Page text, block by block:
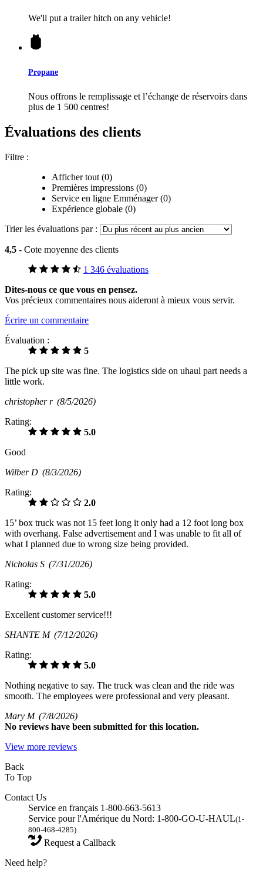
We'll put a trailer hitch on any vehicle!
Propane
Nous offrons le remplissage et l’échange de réservoirs dans
plus de 1 500 centres!
Évaluations des clients
Filtre :
Afficher tout (0)
Premières impressions (0)
Service en ligne Emménager (0)
Expérience globale (0)
Trier les évaluations par :
4,5 - Cote moyenne des clients
1 346 évaluations
Dites-nous ce que vous en pensez.
Vos précieux commentaires nous aideront à mieux vous servir.
Écrire un commentaire
Évaluation :
5
The pick up site was fine. The logistics side on uhaul part needs a
little work.
christopher r (8/5/2026)
Rating:
5.0
Good
Wilber D (8/3/2026)
Rating:
2.0
15’ box truck was not 15 feet long it only had a 12 foot long box
with overhang. False advertisement and I was unable to fit all of
what I planned due to wrong size being provided.
Nicholas S (7/31/2026)
Rating:
5.0
Excellent customer service!!!
SHANTE M (7/12/2026)
Rating:
5.0
Nothing negative to say. The truck was clean and the ride was
smooth. The employees were professional and very pleasant.
Mary M (7/8/2026)
No reviews have been submitted for this location.
View more reviews
Back
To Top
Contact Us
Service en français 1-800-663-5613
Service pour l'Amérique du Nord: 1-800-GO-U-HAUL(1-
800-468-4285)
Request a Callback
Need help?